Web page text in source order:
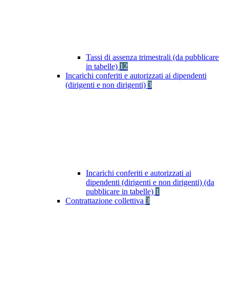
Tassi di assenza trimestrali (da pubblicare
in tabelle) 12
Incarichi conferiti e autorizzati ai dipendenti
(dirigenti e non dirigenti) 3
Incarichi conferiti e autorizzati ai
dipendenti (dirigenti e non dirigenti) (da
pubblicare in tabelle) 1
Contrattazione collettiva 3